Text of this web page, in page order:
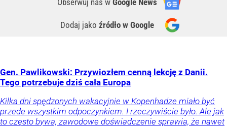
Dodaj jako źródło w Google
Gen. Pawlikowski: Przywiozłem cenną lekcję z Danii.
Tego potrzebuje dziś cała Europa
Kilka dni spędzonych wakacyjnie w Kopenhadze miało być
przede wszystkim odpoczynkiem. I rzeczywiście było. Ale jak
to często bywa, zawodowe doświadczenie sprawia, że nawet